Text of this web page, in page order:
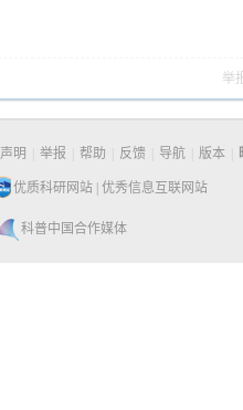
举
声明 举报 帮助 反馈 导航 版本
优质科研网站 优秀信息互联网站
科普中国合作媒体